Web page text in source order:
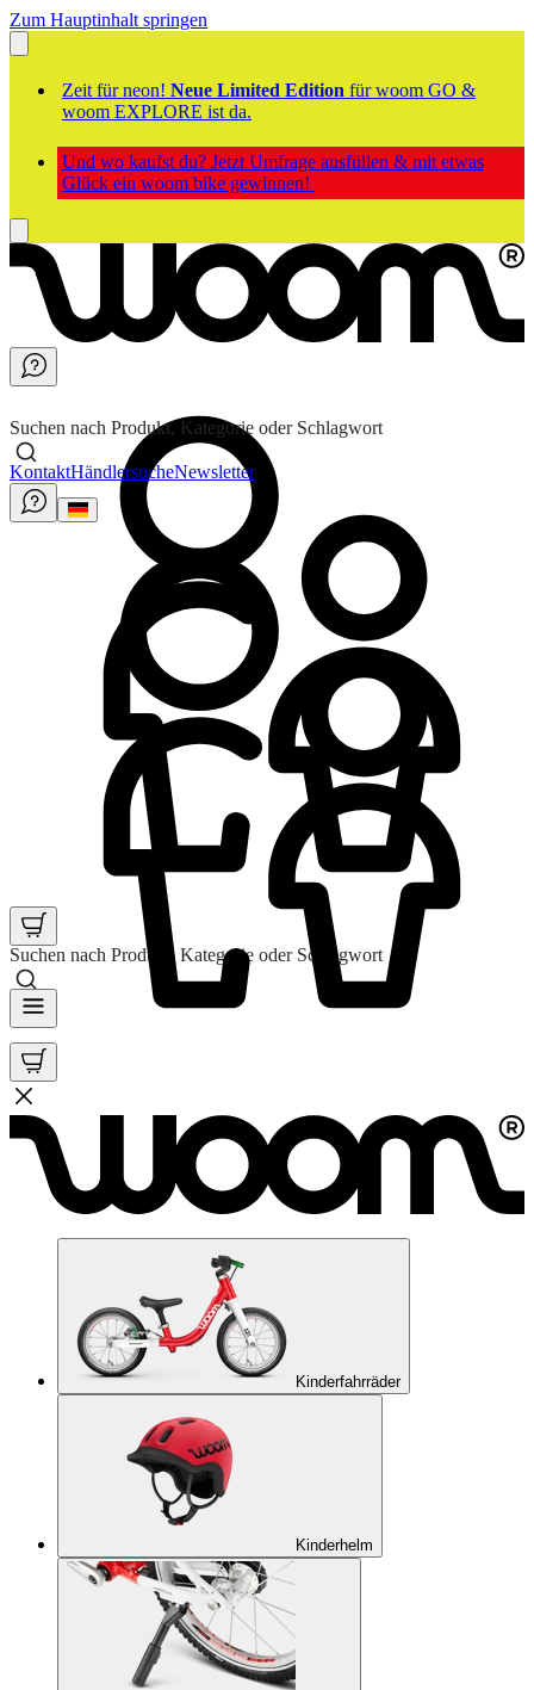
Zum Hauptinhalt springen
Zeit für neon! Neue Limited Edition für woom GO &
woom EXPLORE ist da.
Und wo kaufst du? Jetzt Umfrage ausfüllen & mit etwas
Glück ein woom bike gewinnen!
Suchen nach Produkt, Kategorie oder Schlagwort
Suchen nach Produkt, Kategorie oder Schlagwort
KontaktHändlersucheNewsletter
Kinderfahrräder
Kinderhelm